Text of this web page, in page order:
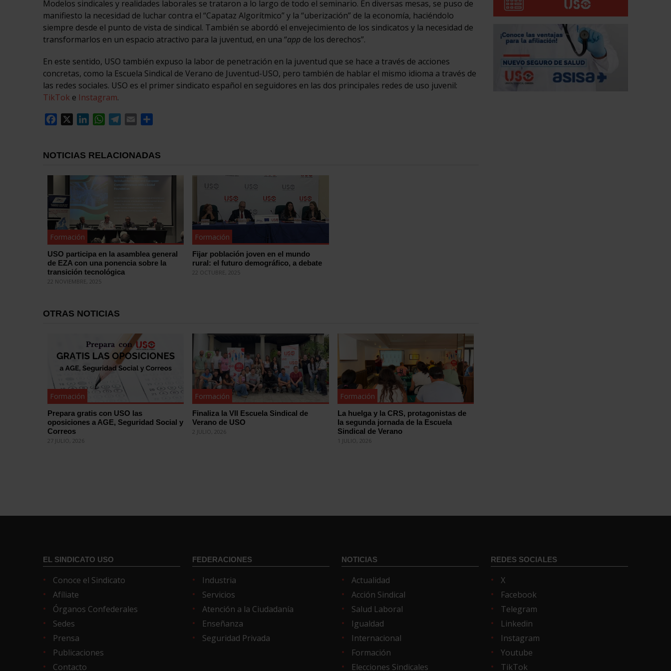
Modelos sindicales y realidades laborales se trataron a lo largo de todo el seminario. En diversas mesas, se puso de
manifiesto la necesidad de luchar contra el “Capataz Algorítmico” y la “uberización” de la economía, haciéndolo
siempre desde el punto de vista de sindical. También se abordó el envejecimiento de los sindicatos y la necesidad de
transformarlos en un espacio atractivo para la juventud, en una “appde los derechos”.
En este sentido, USO también expuso la labor de penetración en la juventud que se hace a través de acciones
concretas, como la Escuela Sindical de Verano de Juventud-USO, pero también de hablar el mismo idioma a través de
las redes sociales. USO es el primer sindicato español en seguidores en las dos principales redes de uso juvenil:
TikTok e Instagram.
Facebook
LinkedInWhatsApp
Telegram
Email
NOTICIAS RELACIONADAS
Formación
USO participa en la asamblea general
de EZA con una ponencia sobre la
transición tecnológica
22 NOVIEMBRE, 2025
Formación
Fijar población joven en el mundo
rural: el futuro demográfico, a debate
22 OCTUBRE, 2025
OTRAS NOTICIAS
Formación
Prepara gratis con USO las
oposiciones a AGE, Seguridad Social y
Correos
27 JULIO, 2026
Formación
Finaliza la VII Escuela Sindical de
Verano de USO
2 JULIO, 2026
Formación
La huelga y la CRS, protagonistas de
la segunda jornada de la Escuela
Sindical de Verano
1 JULIO, 2026
EL SINDICATO USO
Conoce el Sindicato
Afíliate
Órganos Confederales
Sedes
Prensa
Publicaciones
Contacto
FEDERACIONES
Industria
Servicios
Atención a la Ciudadanía
Enseñanza
Seguridad Privada
NOTICIAS
Actualidad
Acción Sindical
Salud Laboral
Igualdad
Internacional
Formación
Elecciones Sindicales
REDES SOCIALES
X
Facebook
Telegram
Linkedin
Instagram
Youtube
TikTok